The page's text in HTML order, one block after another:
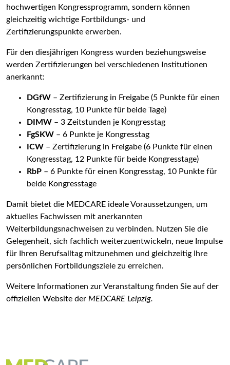
hochwertigen Kongressprogramm, sondern können
gleichzeitig wichtige Fortbildungs- und
Zertifizierungspunkte erwerben.
Für den diesjährigen Kongress wurden beziehungsweise
werden Zertifizierungen bei verschiedenen Institutionen
anerkannt:
DGfW – Zertifizierung in Freigabe (5 Punkte für einen
Kongresstag, 10 Punkte für beide Tage)
DIMW – 3 Zeitstunden je Kongresstag
FgSKW – 6 Punkte je Kongresstag
ICW – Zertifizierung in Freigabe (6 Punkte für einen
Kongresstag, 12 Punkte für beide Kongresstage)
RbP – 6 Punkte für einen Kongresstag, 10 Punkte für
beide Kongresstage
Damit bietet die MEDCARE ideale Voraussetzungen, um
aktuelles Fachwissen mit anerkannten
Weiterbildungsnachweisen zu verbinden. Nutzen Sie die
Gelegenheit, sich fachlich weiterzuentwickeln, neue Impulse
für Ihren Berufsalltag mitzunehmen und gleichzeitig Ihre
persönlichen Fortbildungsziele zu erreichen.
Weitere Informationen zur Veranstaltung finden Sie auf der
offiziellen Website der MEDCARE Leipzig.